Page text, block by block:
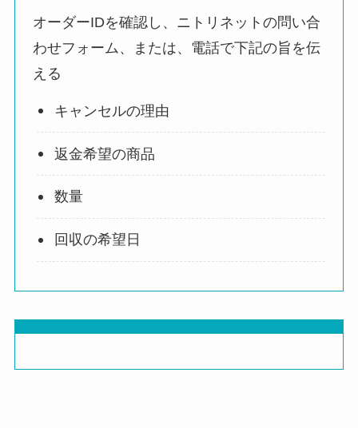
オーダーIDを確認し、ニトリネットの問い合
わせフォーム、または、電話で下記の旨を伝
える
キャンセルの理由
返金希望の商品
数量
回収の希望日